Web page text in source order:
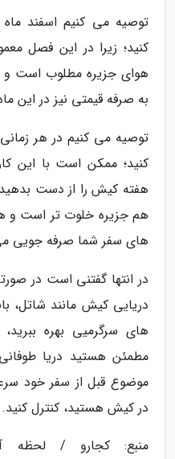
توصیه می کنیم اسفند
کنید؛ زیرا در این فصل
هوای جزیره مطلوب است و
به صرفه قیمتی نیز در این
توصیه می کنیم در هر
کنید؛ ممکن است با این
هفته کیش را از دست
های سفر شما صرفه جویی
در انتها گفتنی است در
دریایی کیش مانند شاتل،
های سرگرمیی بهره
مطمئن هستید دریا
موضوع قبل از سفر خود
در کیش هستید، کنترل کنید.